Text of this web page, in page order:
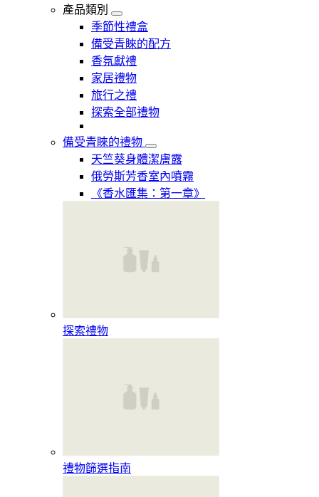
產品類別
季節性禮盒
備受青睞的配方
香氛獻禮
家居禮物
旅行之禮
探索全部禮物
備受青睞的禮物
天竺葵身體潔膚露
俄勞斯芳香室內噴霧
《香水匯集：第一章》​
探索禮物
禮物篩選指南